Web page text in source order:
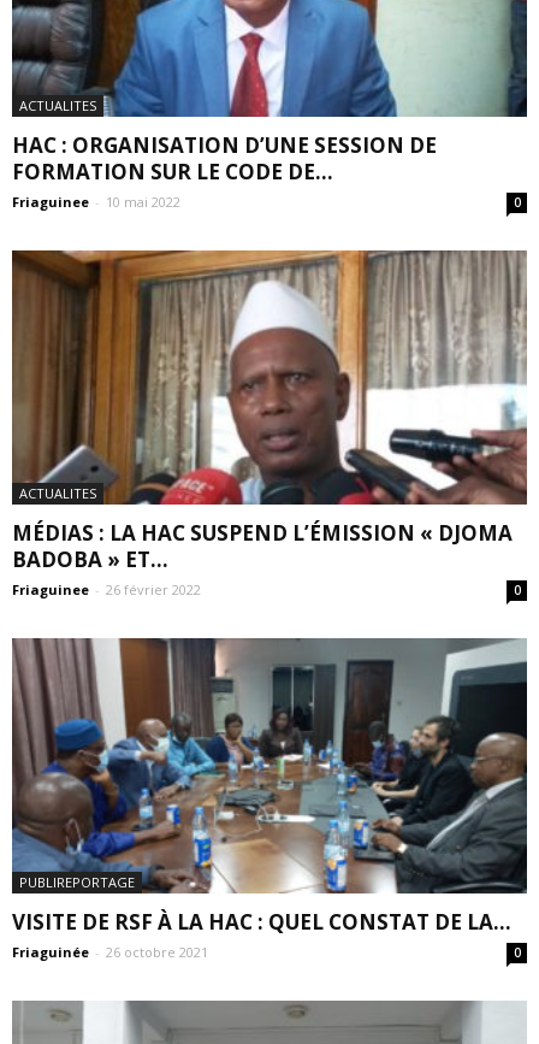
ACTUALITES
HAC : ORGANISATION D’UNE SESSION DE
FORMATION SUR LE CODE DE...
Friaguinee - 10 mai 2022 0
ACTUALITES
MÉDIAS : LA HAC SUSPEND L’ÉMISSION « DJOMA
BADOBA » ET...
Friaguinee - 26 février 2022 0
PUBLIREPORTAGE
VISITE DE RSF À LA HAC : QUEL CONSTAT DE LA...
Friaguinée - 26 octobre 2021 0